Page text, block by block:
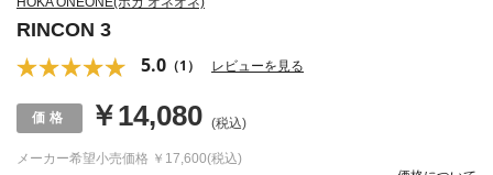
RINCON 3
5.0 （1） レビューを見る
メーカー希望小売価格 ￥17,600(税込)
￥14,080 (税込)